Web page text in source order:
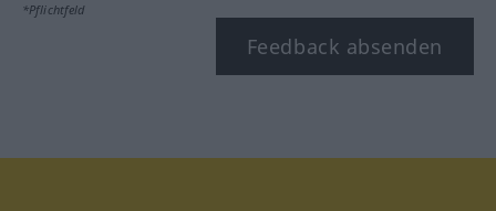
*Pflichtfeld
Feedback absenden